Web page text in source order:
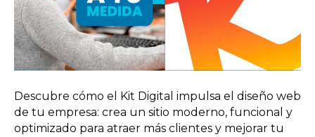
Descubre cómo el Kit Digital impulsa el diseño web
de tu empresa: crea un sitio moderno, funcional y
optimizado para atraer más clientes y mejorar tu